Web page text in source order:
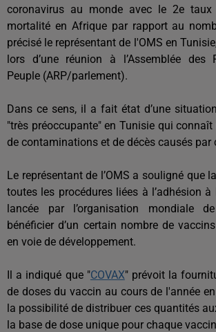
coronavirus au monde avec le 2e
mortalité en Afrique par rapport au
précisé le représentant de l'OMS en
lors d’une réunion à l’Assemblée des
Peuple (ARP/parlement).
Dans ce sens, il a fait état d’une
"très préoccupante" en Tunisie qui
de contaminations et de décès causés par
Le représentant de l’OMS a souligné que
toutes les procédures liées à l’adhésion à
lancée par l’organisation mondiale
bénéficier d’un certain nombre de
en voie de développement.
Il a indiqué que "COVAX" prévoit la
de doses du vaccin au cours de l'année
la possibilité de distribuer ces quantités
la base de dose unique pour chaque